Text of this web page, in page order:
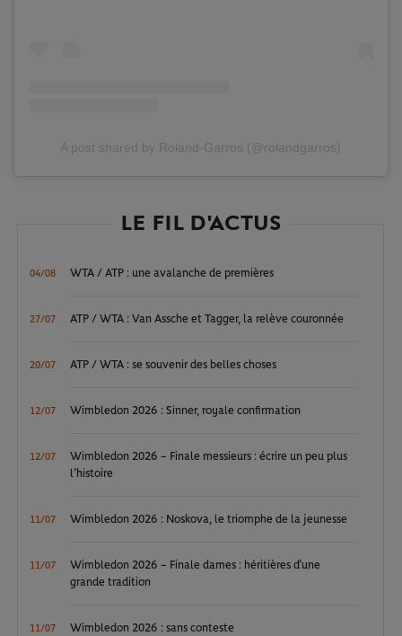
A post shared by Roland-Garros (@rolandgarros)
LE FIL D'ACTUS
04/08 WTA / ATP : une avalanche de premières
27/07 ATP / WTA : Van Assche et Tagger, la relève couronnée
20/07 ATP / WTA : se souvenir des belles choses
12/07 Wimbledon 2026 : Sinner, royale confirmation
12/07
Wimbledon 2026 – Finale messieurs : écrire un peu plus
l’histoire
11/07 Wimbledon 2026 : Noskova, le triomphe de la jeunesse
11/07
Wimbledon 2026 – Finale dames : héritières d’une
grande tradition
11/07 Wimbledon 2026 : sans conteste